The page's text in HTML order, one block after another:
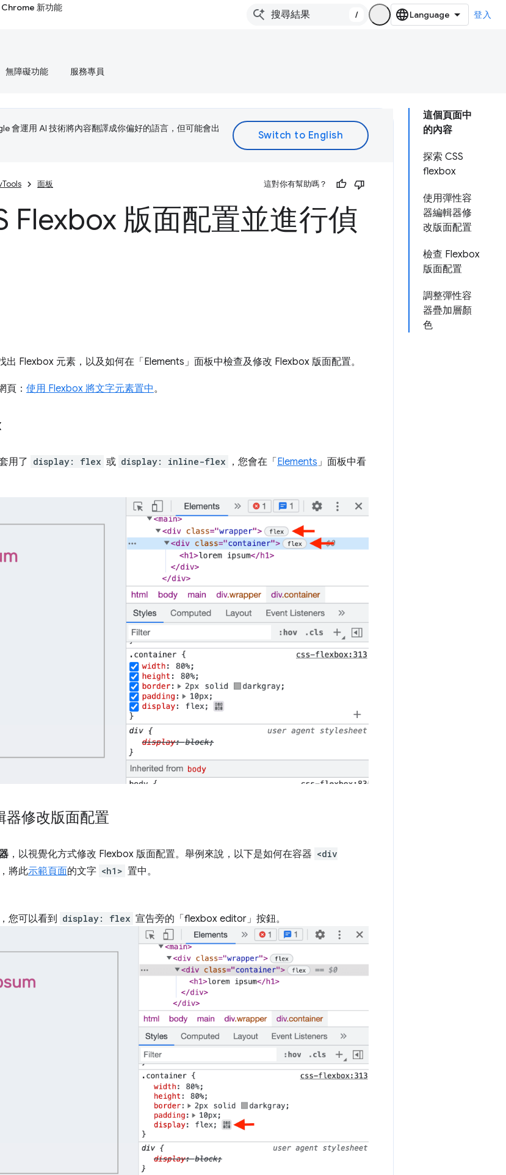
Chrome 新功能
/ 登入
無障礙功能 服務專員
這個頁面中
的內容
探索 CSS
flexbox
使用彈性容
器編輯器修
改版面配置
檢查 Flexbox
版面配置
調整彈性容
器疊加層顏
色
會運用 AI 技術將內容翻譯成你偏好的語言，但可能會出
面板 這對你有幫助嗎？
Flexbox 版面配置並進行偵
Flexbox 元素，以及如何在「Elements」 面板中檢查及修改 Flexbox 版面配置。
頁： 使用 Flexbox 將文字元素置中。
用了 display: flex 或 display: inline-flex ，您會在「 Elements」 面板中看
器修改版面配置
，以視覺化方式修改 Flexbox 版面配置。舉例來說，以下是如何在容器 <div
將此示範頁面的文字 <h1> 置中。
您可以看到 display: flex 宣告旁的「flexbox editor」 按鈕。